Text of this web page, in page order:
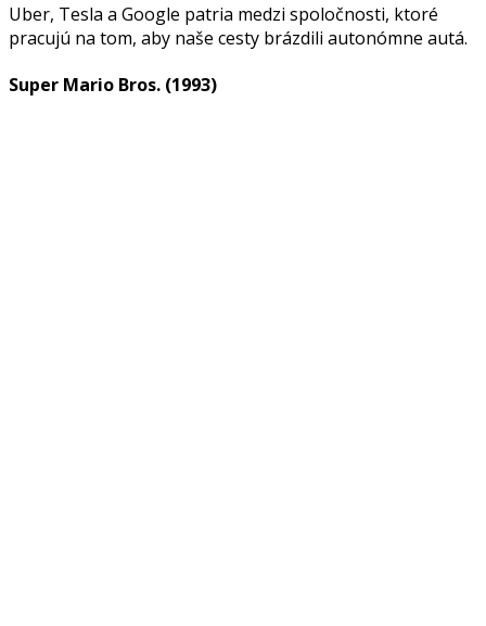
Uber, Tesla a Google patria medzi spoločnosti, ktoré
pracujú na tom, aby naše cesty brázdili autonómne autá.
Super Mario Bros. (1993)